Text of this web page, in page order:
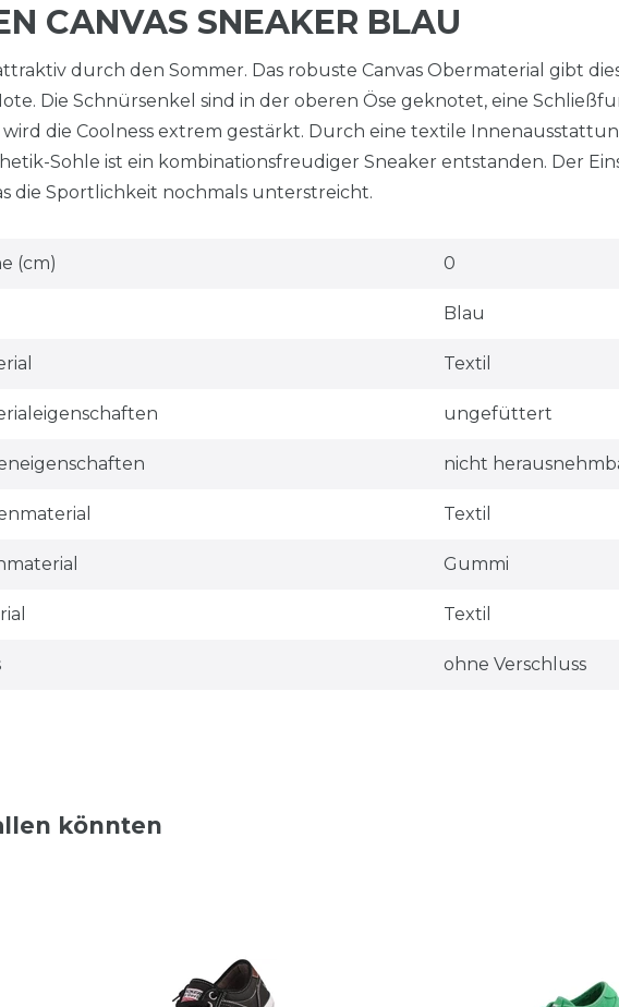
CANVAS SNEAKER BLAU
durch den Sommer. Das robuste Canvas Obermaterial gibt
Die Schnürsenkel sind in der oberen Öse geknotet, eine
die Coolness extrem gestärkt. Durch eine textile
Sohle ist ein kombinationsfreudiger Sneaker entstanden. Der
die Sportlichkeit nochmals unterstreicht.
(cm) 0
Blau
Textil
ungefüttert
nicht
Textil
Gummi
Textil
ohne Verschluss
könnten